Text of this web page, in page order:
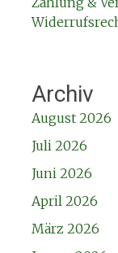
Archiv
August 2026
Juli 2026
Juni 2026
April 2026
März 2026